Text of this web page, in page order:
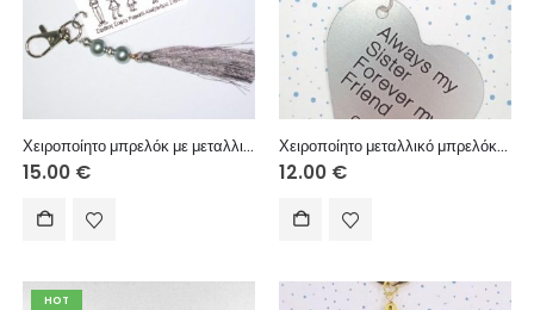
Χειροποίητο μπρελόκ με μεταλλική ταυτότητα, χειροποίητη φούντα και ακρυλικές πέρλες
15.00 €
Χειροποίητο μεταλλικό μπρελόκ με μεταλλικό στοιχείο.
12.00 €
HOT